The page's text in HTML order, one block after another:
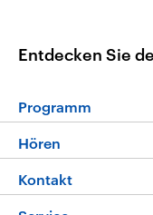
Entdecken Sie
Programm
Programm
Die
Hören
Livestream
Kontakt
Hörerservice